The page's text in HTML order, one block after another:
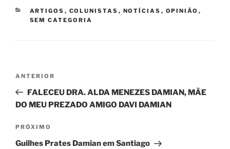
CATEGORIAS
ARTIGOS , COLUNISTAS , NOTÍCIAS , OPINIÃO ,
SEM CATEGORIA
Post
Post
anterior
ANTERIOR
FALECEU DRA. ALDA MENEZES DAMIAN, MÃE
DO MEU PREZADO AMIGO DAVI DAMIAN
Próximo
post
PRÓXIMO
Guilhes Prates Damian em Santiago